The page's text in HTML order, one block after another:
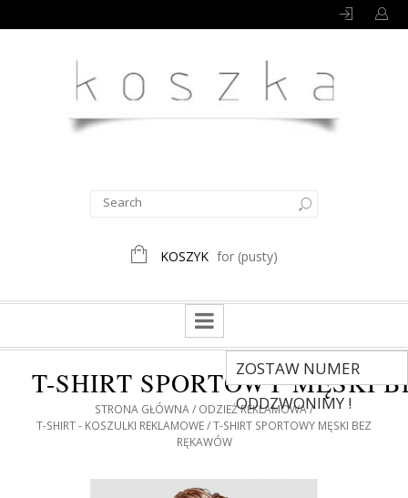
KOSZYK for (pusty)
ZOSTAW NUMER
ODDZWONIMY !
T-SHIRT SPORTOWY MĘSKI
STRONA GŁÓWNA
ODZIEŻ REKLAMOWA
T-SHIRT - KOSZULKI REKLAMOWE T-SHIRT SPORTOWY MĘSKI BEZ
RĘKAWÓW